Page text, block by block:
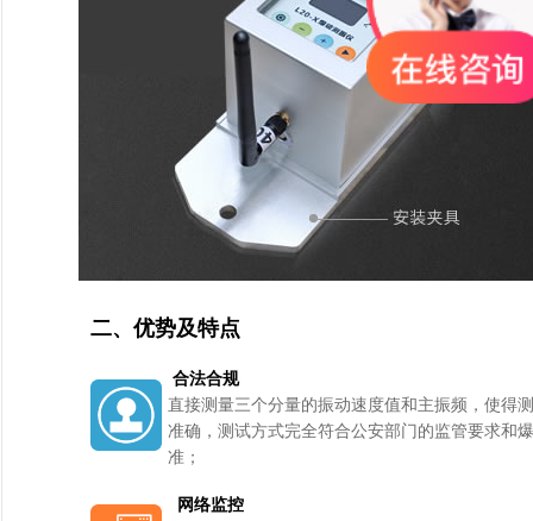
二、优势及特点
合法合规
直接测量三个分量的振动速度值和主振频，使得
准确，测试方式完全符合公安部门的监管要求和
准；
网络监控